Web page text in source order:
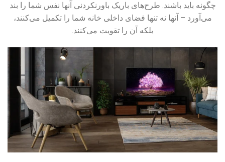
چگونه باید باشند. طرح‌های باریک باورنکردنی آنها نفس شما را بند
می‌آورد – آنها نه تنها فضای داخلی خانه شما را تکمیل می‌کنند،
بلکه آن را تقویت می‌کنند.